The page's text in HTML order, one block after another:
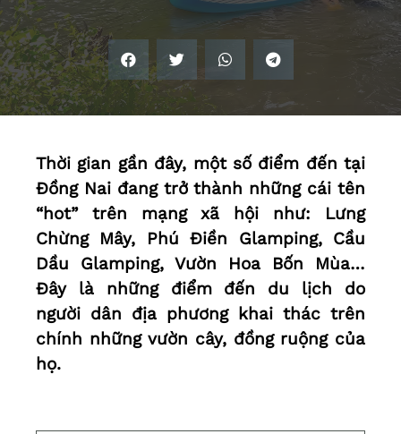
Thời gian gần đây, một số điểm đến tại
Đồng Nai đang trở thành những cái tên
“hot” trên mạng xã hội như: Lưng
Chừng Mây, Phú Điền Glamping, Cầu
Dầu Glamping, Vườn Hoa Bốn Mùa…
Đây là những điểm đến du lịch do
người dân địa phương khai thác trên
chính những vườn cây, đồng ruộng của
họ.